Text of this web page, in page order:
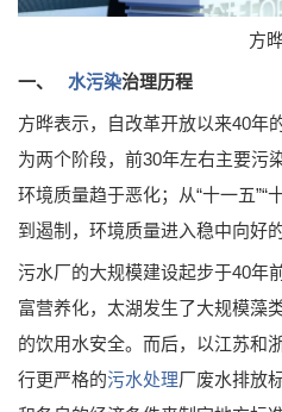
方
一、 水污染治理历程
方晔表示，自改革开放以来40年
为两个阶段，前30年左右主要污
环境质量趋于恶化；从“十一五”“
到遏制，环境质量进入稳中向好的
污水厂的大规模建设起步于40年
富营养化，太湖发生了大规模藻
的饮用水安全。而后，以江苏和
行更严格的污水处理厂废水排放